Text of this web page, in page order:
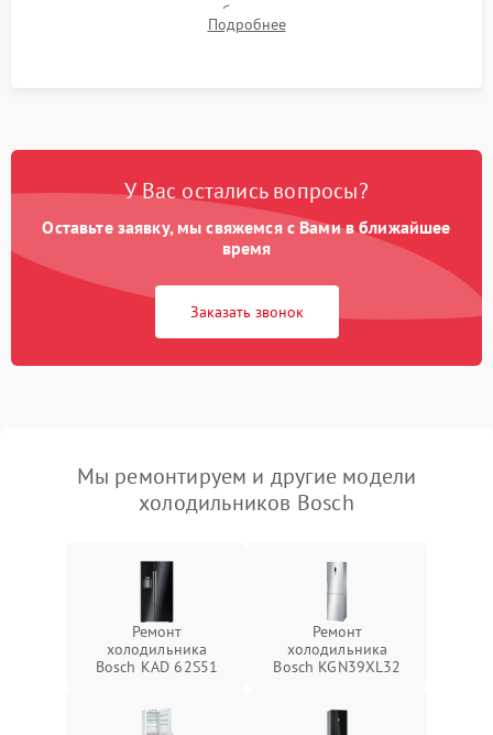
компрессора, отсутствия обмерзания стенок и корректного
срабатывания системы автоматической оттайки.
Подробнее
У Вас остались вопросы?
Оставьте заявку, мы свяжемся с Вами в ближайшее
время
Заказать звонок
Мы ремонтируем и другие модели
холодильников Bosch
Ремонт
холодильника
Bosch KAD 62S51
Ремонт
холодильника
Bosch KGN39XL32